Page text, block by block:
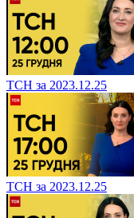
ТСН за 2023.12.25
ТСН за 2023.12.25